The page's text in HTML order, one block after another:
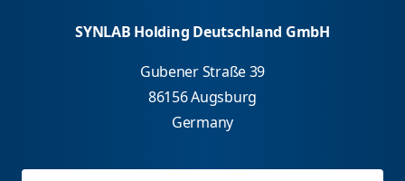
SYNLAB Holding Deutschland GmbH
Gubener Straße 39
86156 Augsburg
Germany